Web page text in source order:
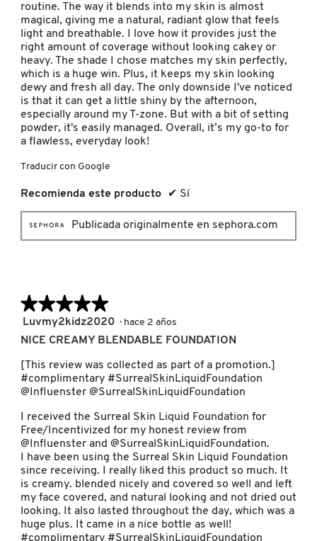
MAISON LOUIS MARIE
MAKEUP BY MARIO
MARC JACOBS PERFUMES
MOSCHINO
MURAD
NARS
NATASHA DENONA
NEST New York
NUDESTIX
routine. The way it blends into my skin is almost
magical, giving me a natural, radiant glow that feels
light and breathable. I love how it provides just the
right amount of coverage without looking cakey or
heavy. The shade I chose matches my skin perfectly,
which is a huge win. Plus, it keeps my skin looking
dewy and fresh all day. The only downside I've noticed
is that it can get a little shiny by the afternoon,
especially around my T-zone. But with a bit of setting
powder, it's easily managed. Overall, it’s my go-to for
a flawless, everyday look!
Traducir con Google
Recomienda este producto ✔ Sí
Publicada originalmente en sephora.com
★★★★★
★★★★★
de
estrellas.
Luvmy2kidz2020 · hace 2 años
NICE CREAMY BLENDABLE FOUNDATION
[This review was collected as part of a promotion.]
#complimentary #SurrealSkinLiquidFoundation
@Influenster @SurrealSkinLiquidFoundation
I received the Surreal Skin Liquid Foundation for
Free/Incentivized for my honest review from
@Influenster and @SurrealSkinLiquidFoundation.
I have been using the Surreal Skin Liquid Foundation
since receiving. I really liked this product so much. It
is creamy. blended nicely and covered so well and left
my face covered, and natural looking and not dried out
looking. It also lasted throughout the day, which was a
huge plus. It came in a nice bottle as well!
#complimentary #SurrealSkinLiquidFoundation